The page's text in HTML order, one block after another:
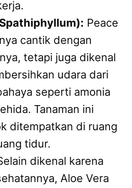
Peace
cantik dengan
tetapi juga dikenal
udara dari
seperti amonia
Tanaman ini
ditempatkan di ruang
tidur.
dikenal karena
Aloe Vera